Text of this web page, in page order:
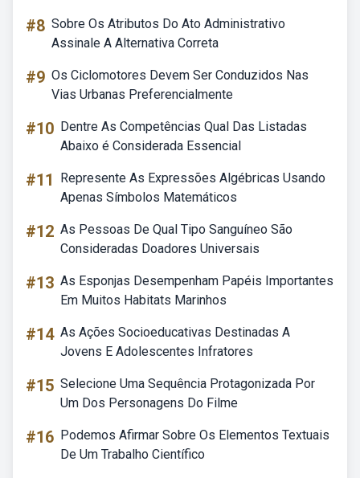
#8 Sobre Os Atributos Do Ato Administrativo
Assinale A Alternativa Correta
#9 Os Ciclomotores Devem Ser Conduzidos Nas
Vias Urbanas Preferencialmente
#10 Dentre As Competências Qual Das Listadas
Abaixo é Considerada Essencial
#11
Represente As Expressões Algébricas Usando
Apenas Símbolos Matemáticos
#12 As Pessoas De Qual Tipo Sanguíneo São
Consideradas Doadores Universais
#13 As Esponjas Desempenham Papéis Importantes
Em Muitos Habitats Marinhos
#14 As Ações Socioeducativas Destinadas A
Jovens E Adolescentes Infratores
#15 Selecione Uma Sequência Protagonizada Por
Um Dos Personagens Do Filme
#16 Podemos Afirmar Sobre Os Elementos Textuais
De Um Trabalho Científico